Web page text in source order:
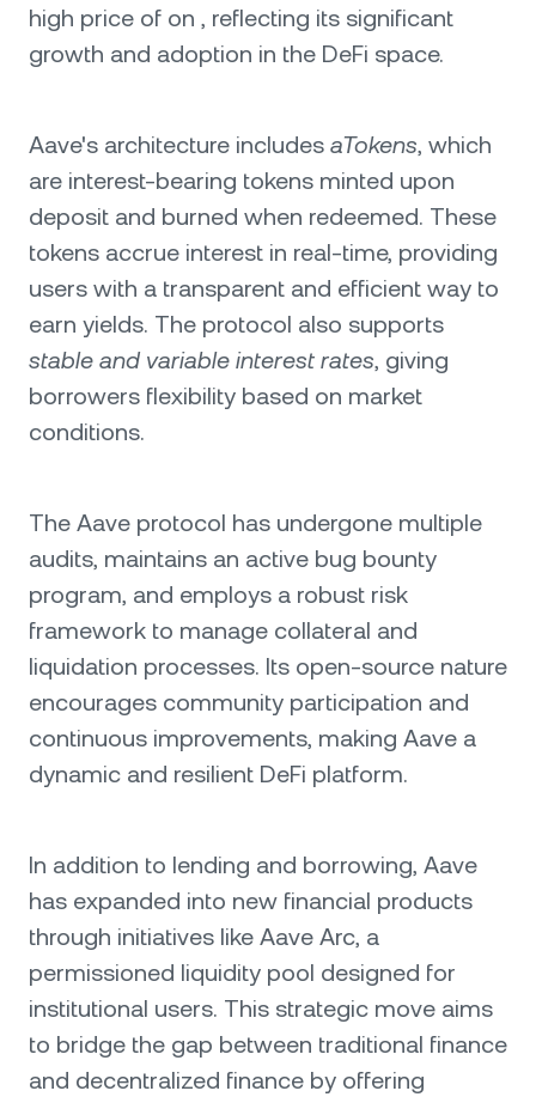
high price of on , reflecting its significant
growth and adoption in the DeFi space.
Aave's architecture includes aTokens, which
are interest-bearing tokens minted upon
deposit and burned when redeemed. These
tokens accrue interest in real-time, providing
users with a transparent and efficient way to
earn yields. The protocol also supports
stable and variable interest rates, giving
borrowers flexibility based on market
conditions.
The Aave protocol has undergone multiple
audits, maintains an active bug bounty
program, and employs a robust risk
framework to manage collateral and
liquidation processes. Its open-source nature
encourages community participation and
continuous improvements, making Aave a
dynamic and resilient DeFi platform.
In addition to lending and borrowing, Aave
has expanded into new financial products
through initiatives like Aave Arc, a
permissioned liquidity pool designed for
institutional users. This strategic move aims
to bridge the gap between traditional finance
and decentralized finance by offering